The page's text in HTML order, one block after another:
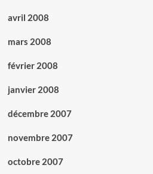
avril 2008
mars 2008
février 2008
janvier 2008
décembre 2007
novembre 2007
octobre 2007